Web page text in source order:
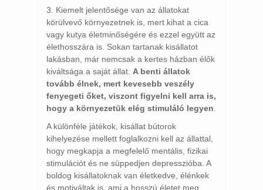
3. Kiemelt jelentősége van az állatokat
körülvevő környezetnek is, mert kihat a cica
vagy kutya életminőségére és ezzel együtt az
élethosszára is. Sokan tartanak kisállatot
lakásban, már nemcsak a kertes házban élők
kiváltsága a saját állat. A benti állatok
tovább élnek, mert kevesebb veszély
fenyegeti őket, viszont figyelni kell arra is,
hogy a környezetük elég stimuláló legyen
A különféle játékok, kisállat bútorok
kihelyezése mellett foglalkozni kell az állattal,
hogy megkapja a megfelelő mentális, fizikai
stimulációt és ne süppedjen depresszióba. A
boldog kisállatoknak van életkedve, élénkek
és motiváltak is, ami a hosszú életet meg